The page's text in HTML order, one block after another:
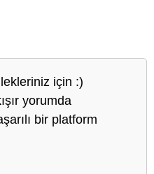
için :)
yorumda
bir platform